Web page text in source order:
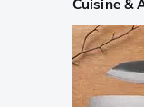
Cuisine &